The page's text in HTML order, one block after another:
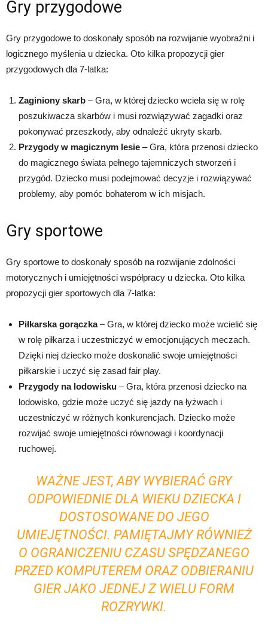
Gry przygodowe
Gry przygodowe to doskonały sposób na rozwijanie wyobraźni i
logicznego myślenia u dziecka. Oto kilka propozycji gier
przygodowych dla 7-latka:
Zaginiony skarb – Gra, w której dziecko wciela się w rolę
poszukiwacza skarbów i musi rozwiązywać zagadki oraz
pokonywać przeszkody, aby odnaleźć ukryty skarb.
Przygody w magicznym lesie – Gra, która przenosi dziecko
do magicznego świata pełnego tajemniczych stworzeń i
przygód. Dziecko musi podejmować decyzje i rozwiązywać
problemy, aby pomóc bohaterom w ich misjach.
Gry sportowe
Gry sportowe to doskonały sposób na rozwijanie zdolności
motorycznych i umiejętności współpracy u dziecka. Oto kilka
propozycji gier sportowych dla 7-latka:
Piłkarska gorączka– Gra, w której dziecko może wcielić się
w rolę piłkarza i uczestniczyć w emocjonujących meczach.
Dzięki niej dziecko może doskonalić swoje umiejętności
piłkarskie i uczyć się zasad fair play.
Przygody na lodowisku – Gra, która przenosi dziecko na
lodowisko, gdzie może uczyć się jazdy na łyżwach i
uczestniczyć w różnych konkurencjach. Dziecko może
rozwijać swoje umiejętności równowagi i koordynacji
ruchowej.
WAŻNE JEST, ABY WYBIERAĆ GRY
ODPOWIEDNIE DLA WIEKU DZIECKA I
DOSTOSOWANE DO JEGO
UMIEJĘTNOŚCI. PAMIĘTAJMY RÓWNIEŻ
O OGRANICZENIU CZASU SPĘDZANEGO
PRZED KOMPUTEREM ORAZ ODBIERANIU
GIER JAKO JEDNEJ Z WIELU FORM
ROZRYWKI.